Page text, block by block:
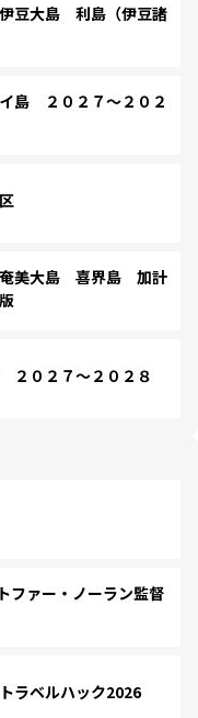
大島 利島（伊豆諸
島 ２０２７～２０２
美大島 喜界島 加計
０２７～２０２８
ファー・ノーラン監督
ラベルハック2026